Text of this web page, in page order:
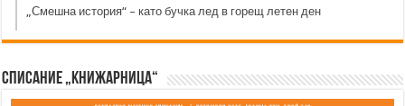
„Смешна история“ – като бучка лед в горещ летен ден
Списание „Книжарница“